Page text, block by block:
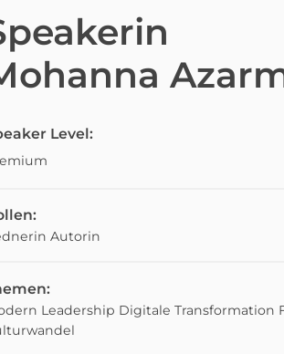
Level:
Autorin
Leadership Digitale Transformation